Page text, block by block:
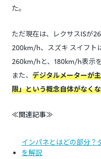
た。
ただ現在は、レクサスISが
200km/h、スズキ スイフト
260km/hと、180km/h表示
また、 デジタルメーターが
限」という概念自体がなく
≪関連記事≫
インパネとはどの部分？
を解説